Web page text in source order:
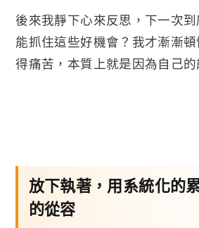
後來我靜下心來反思，下一次
能抓住這些好機會？我才漸漸
得痛苦，本質上就是因為自己的
放下執著，用系統化的
的從容